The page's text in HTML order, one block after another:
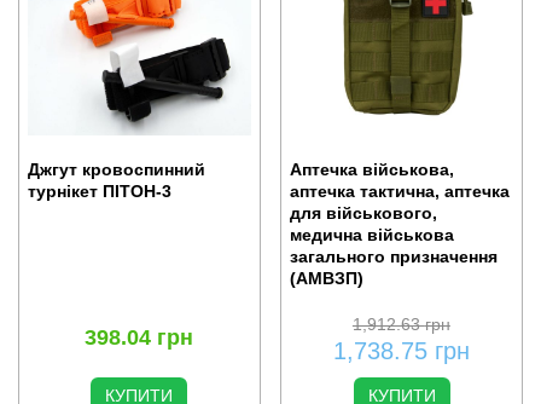
Джгут кровоспинний
турнікет ПІТОН-3
398.04 грн
КУПИТИ
Аптечка військова,
аптечка тактична, аптечка
для військового,
медична військова
загального призначення
(АМВЗП)
1,912.63грн
1,738.75 грн
КУПИТИ